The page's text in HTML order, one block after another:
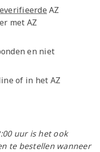
AZ
met AZ
en niet
of in het AZ
uur is het ook
te bestellen wanneer